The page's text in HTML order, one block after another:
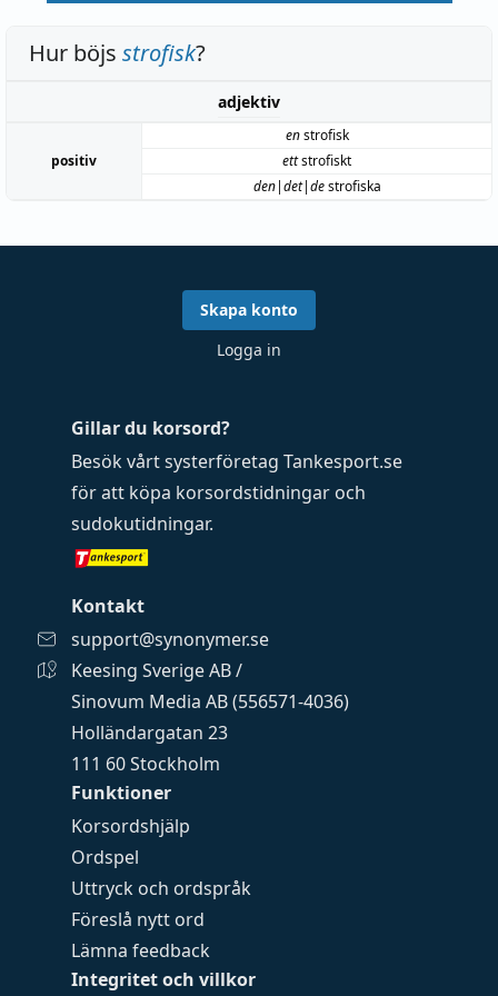
Hur böjs strofisk?
adjektiv
positiv
enstrofisk
ettstrofiskt
den|det|destrofiska
Funktioner
Korsordshjälp
Ordspel
Uttryck och ordspråk
Föreslå nytt ord
Lämna feedback
Integritet och villkor
Gillar du korsord?
Besök vårt systerföretag Tankesport.se
för att köpa korsordstidningar och
sudokutidningar.
Kontakt
support@synonymer.se
Keesing Sverige AB /
Sinovum Media AB (556571-4036)
Holländargatan 23
111 60 Stockholm
Skapa konto
Logga in